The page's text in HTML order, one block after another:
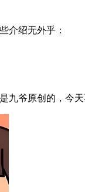
介绍无外乎：
爷原创的，今天